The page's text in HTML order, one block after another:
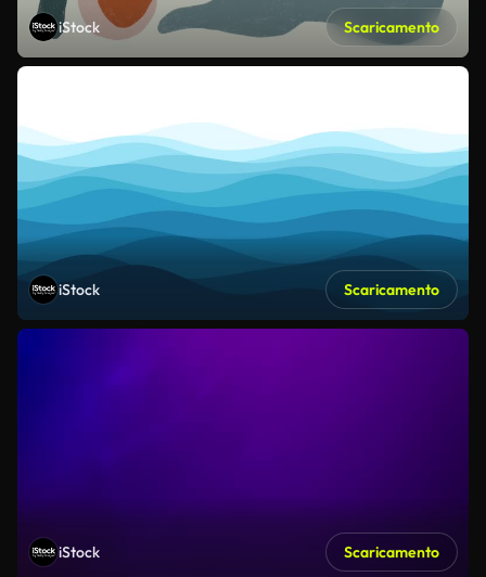
iStock Scaricamento
iStock Scaricamento
iStock Scaricamento